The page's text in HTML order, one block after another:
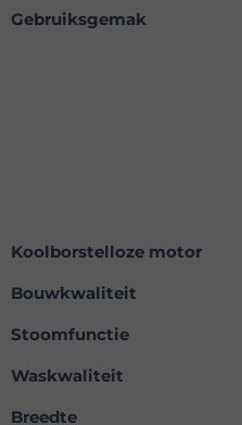
Gebruiksgemak
Koolborstelloze motor
Bouwkwaliteit
Stoomfunctie
Waskwaliteit
Breedte